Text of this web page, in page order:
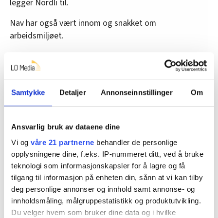
Samtykke Detaljer Annonseinnstillinger Om
Ansvarlig bruk av dataene dine
Vi og våre 21 partnerne behandler de personlige
opplysningene dine, f.eks. IP-nummeret ditt, ved å bruke
teknologi som informasjonskapsler for å lagre og få
tilgang til informasjon på enheten din, sånn at vi kan tilby
deg personlige annonser og innhold samt annonse- og
innholdsmåling, målgruppestatistikk og produktutvikling.
Du velger hvem som bruker dine data og i hvilke
legger Nordli til.
Nav har også vært innom og snakket om
arbeidsmiljøet.
Fra venstre står Jeanette Badlissi, Erlend Ballestad, Elisabeth
Nordli og Gitte Westlund.
Hanna Skotheim